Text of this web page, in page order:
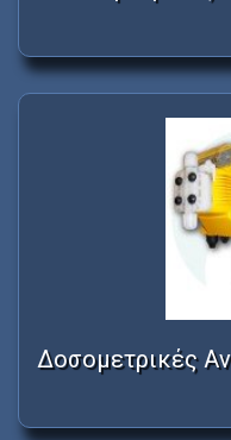
Δοσομετρικές